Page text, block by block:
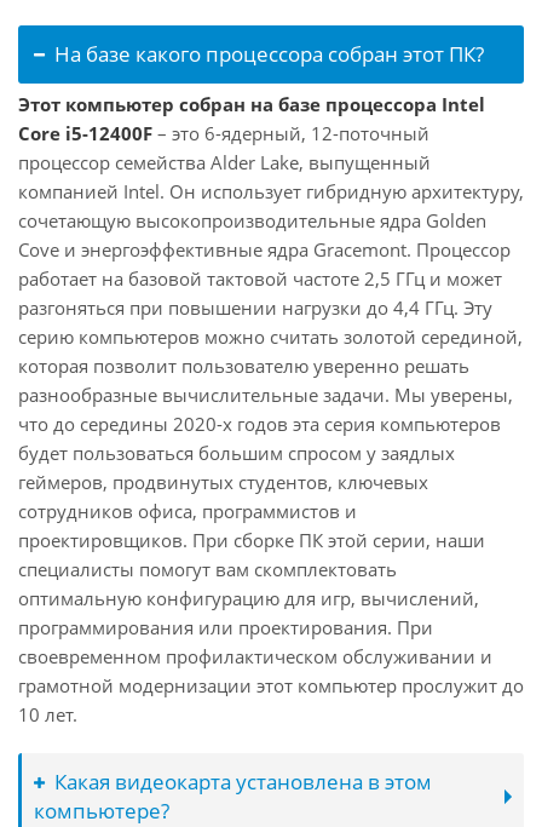
На базе какого процессора собран этот ПК?
Этот компьютер собран на базе процессора Intel
Core i5-12400F – это 6-ядерный, 12-поточный
процессор семейства Alder Lake, выпущенный
компанией Intel. Он использует гибридную архитектуру,
сочетающую высокопроизводительные ядра Golden
Cove и энергоэффективные ядра Gracemont. Процессор
работает на базовой тактовой частоте 2,5 ГГц и может
разгоняться при повышении нагрузки до 4,4 ГГц. Эту
серию компьютеров можно считать золотой серединой,
которая позволит пользователю уверенно решать
разнообразные вычислительные задачи. Мы уверены,
что до середины 2020-х годов эта серия компьютеров
будет пользоваться большим спросом у заядлых
геймеров, продвинутых студентов, ключевых
сотрудников офиса, программистов и
проектировщиков. При сборке ПК этой серии, наши
специалисты помогут вам скомплектовать
оптимальную конфигурацию для игр, вычислений,
программирования или проектирования. При
своевременном профилактическом обслуживании и
грамотной модернизации этот компьютер прослужит до
10 лет.
Какая видеокарта установлена в этом
компьютере?